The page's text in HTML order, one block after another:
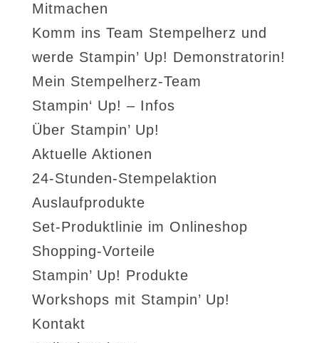
Mitmachen
Komm ins Team Stempelherz und
werde Stampin’ Up! Demonstratorin!
Mein Stempelherz-Team
Stampin‘ Up! – Infos
Über Stampin’ Up!
Aktuelle Aktionen
24-Stunden-Stempelaktion
Auslaufprodukte
Set-Produktlinie im Onlineshop
Shopping-Vorteile
Stampin’ Up! Produkte
Workshops mit Stampin’ Up!
Kontakt